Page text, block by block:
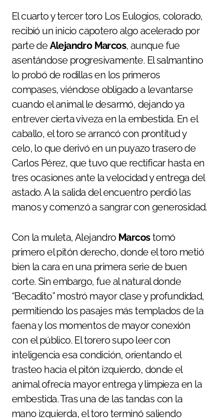
El cuarto y tercer toro Los Eulogios, colorado,
recibió un inicio capotero algo acelerado por
parte deAlejandro Marcos, aunque fue
asentándose progresivamente. El salmantino
lo probó de rodillas en los primeros
compases, viéndose obligado a levantarse
cuando el animal le desarmó, dejando ya
entrever cierta viveza en la embestida. En el
caballo, el toro se arrancó con prontitud y
celo, lo que derivó en un puyazo trasero de
Carlos Pérez, que tuvo que rectificar hasta en
tres ocasiones ante la velocidad y entrega del
astado. A la salida del encuentro perdió las
manos y comenzó a sangrar con generosidad.
Con la muleta, Alejandro Marcostomó
primero el pitón derecho, donde el toro metió
bien la cara en una primera serie de buen
corte. Sin embargo, fue al natural donde
“Becadito” mostró mayor clase y profundidad,
permitiendo los pasajes más templados de la
faena y los momentos de mayor conexión
con el público. El torero supo leer con
inteligencia esa condición, orientando el
trasteo hacia el pitón izquierdo, donde el
animal ofrecía mayor entrega y limpieza en la
embestida. Tras una de las tandas con la
mano izquierda, el toro terminó saliendo